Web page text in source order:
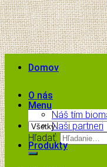
Menu
Hľadať:
Domov
O nás
Náš tím
Naši partneri
Produkty